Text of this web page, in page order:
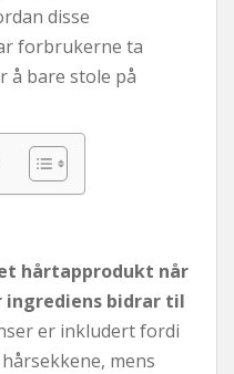
disse
forbrukerne ta
å bare stole på
hårtapprodukt når
ingrediens bidrar til
er inkludert fordi
mens